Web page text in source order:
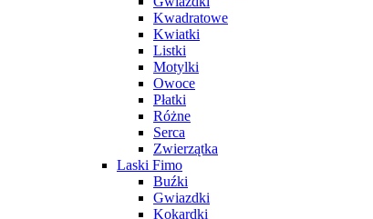
Kwadratowe
Kwiatki
Listki
Motylki
Owoce
Płatki
Różne
Serca
Zwierzątka
Laski Fimo
Buźki
Gwiazdki
Kokardki